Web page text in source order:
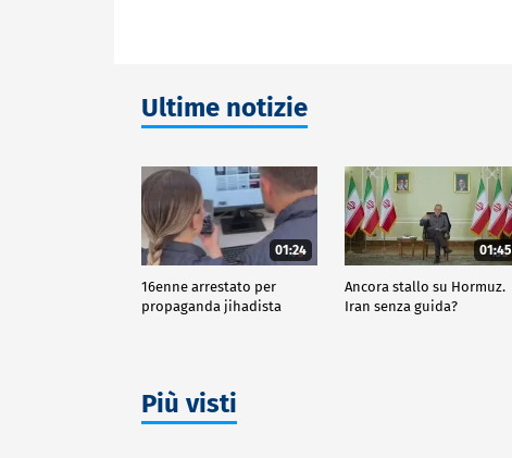
Ultime notizie
01:24
16enne arrestato per
propaganda jihadista
01:45
Ancora stallo su Hormuz.
Iran senza guida?
Più visti